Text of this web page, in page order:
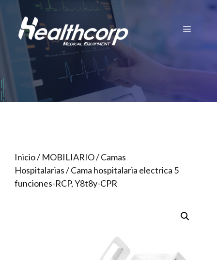
Saltar
contenido
Menú
Inicio/ MOBILIARIO/Camas
Hospitalarias/ Cama hospitalaria electrica 5
funciones-RCP, Y8t8y-CPR